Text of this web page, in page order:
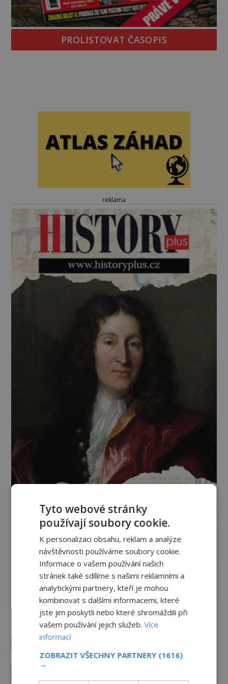
PROLISTOVAT ČASOPIS
reklama
Vesmír a technologie
Američané v obležení UFO?
Tyto webové stránky
používají soubory cookie.
K personalizaci obsahu, reklam a analýze
návštěvnosti používáme soubory cookie.
Informace o vašem používání našich
stránek také sdílíme s našimi reklamními a
analytickými partnery, kteří je mohou
kombinovat s dalšími informacemi, které
jste jim poskytli nebo které shromáždili při
vašem používání jejich služeb.Více
informací
ZOBRAZIT VŠECHNY PARTNERY (1616)
→